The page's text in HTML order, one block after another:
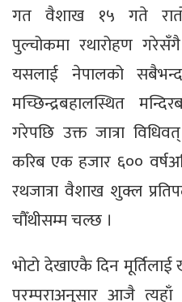
गत वैशाख १५ गते रातो
पुल्चोकमा रथारोहण
यसलाई नेपालको
मच्छिन्द्रबहालस्थित
गरेपछि उक्त जात्रा
करिब एक हजार ६००
रथजात्रा वैशाख शुक्ल
चौँथीसम्म चल्छ ।
भोटो देखाएकै दिन मूर्तिलाई
परम्पराअनुसार आजै